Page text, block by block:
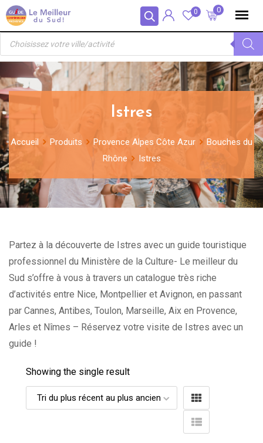
Panneau de gestion des cookies
Skip
to
content
0
0
Recherche
produits
Istres
Accueil Produits Provence Alpes Côte Azur
Bouches du
Rhône
Istres
Partez à la découverte de Istres avec un guide touristique
professionnel du Ministère de la Culture- Le meilleur du
Sud s’offre à vous à travers un catalogue très riche
d’activités entre Nice, Montpellier et Avignon, en passant
par Cannes, Antibes, Toulon, Marseille, Aix en Provence,
Arles et Nîmes – Réservez votre visite de Istres avec un
guide !
Showing the single result